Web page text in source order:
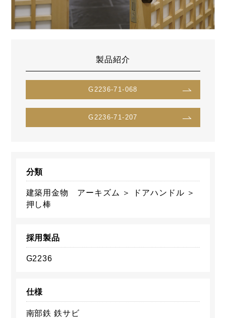
製品紹介
G2236-71-068
G2236-71-207
分類
建築用金物 アーキズム ＞ ドアハンドル ＞
押し棒
採用製品
G2236
仕様
南部鉄 鉄サビ